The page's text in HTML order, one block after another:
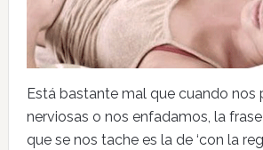
Está bastante mal que cuando nos
nerviosas o nos enfadamos, la
que se nos tache es la de ‘con la